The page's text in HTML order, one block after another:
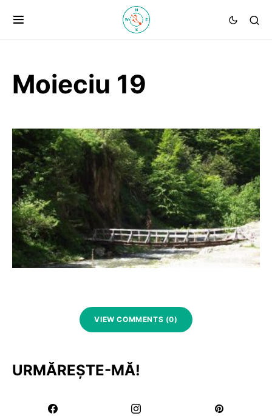
Moieciu 19
VIEW COMMENTS (0)
URMĂREȘTE-MĂ!